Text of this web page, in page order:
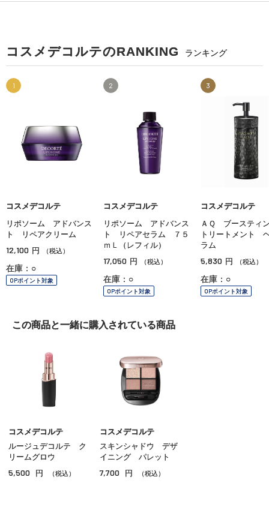
コスメデコルテのRANKING ランキング
1
コスメデコルテ
リポソーム アドバンス
ト リペアクリーム
12,100 円 （税込）
在庫：○
OPポイント対象
2
コスメデコルテ
リポソーム アドバンス
ト リペアセラム ７５
ｍＬ（レフィル）
17,050 円 （税込）
在庫：○
OPポイント対象
3
コスメデコルテ
ＡＱ ブーステ
トリートメント
ラム
5,830 円 （税込）
在庫：○
OPポイント対象
この商品と一緒に購入されている商品
コスメデコルテ
ルージュデコルテ ク
リームグロウ
5,500 円 （税込）
コスメデコルテ
スキンシャドウ デザ
イニング パレット
7,700 円 （税込）